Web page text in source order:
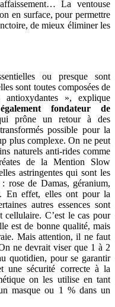
La ventouse
en surface, pour permettre
de mieux éliminer les
ou presque sont
sont toutes composées de
antioxydantes », explique
fondateur de
prône un retour à des
possible pour la
plus complexe. On ne peut
naturels anti-rides comme
de la Mention Slow
astringentes qui sont les
rose de Damas, géranium,
En effet, elles ont pour la
autres essences sont
cellulaire. C’est le cas pour
est de bonne qualité, mais
Mais attention, il ne faut
ne devrait viser que 1 à 2
quotidien, pour se garantir
une sécurité correcte à la
on les utilise en tant
masque ou 1 % dans un